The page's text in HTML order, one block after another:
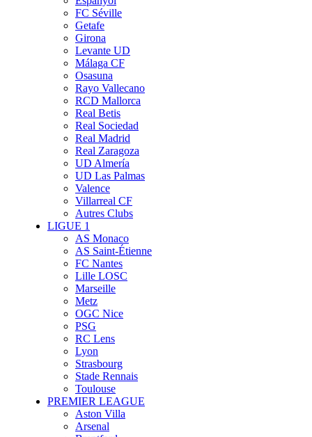
FC Séville
Getafe
Girona
Levante UD
Málaga CF
Osasuna
Rayo Vallecano
RCD Mallorca
Real Betis
Real Sociedad
Real Madrid
Real Zaragoza
UD Almería
UD Las Palmas
Valence
Villarreal CF
Autres Clubs
LIGUE 1
AS Monaco
AS Saint-Étienne
FC Nantes
Lille LOSC
Marseille
Metz
OGC Nice
PSG
RC Lens
Lyon
Strasbourg
Stade Rennais
Toulouse
PREMIER LEAGUE
Aston Villa
Arsenal